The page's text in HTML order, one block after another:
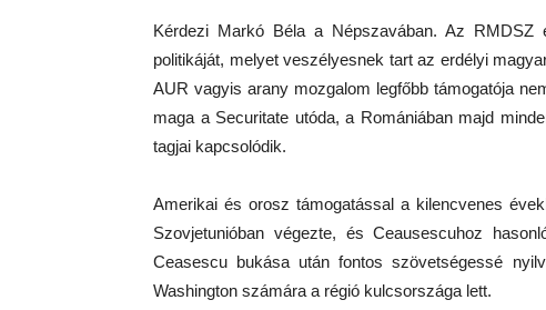
Kérdezi Markó Béla a Népszavában. Az
politikáját, melyet veszélyesnek tart az erdélyi
AUR vagyis arany mozgalom legfőbb támogatója
maga a Securitate utóda, a Romániában majd
tagjai kapcsolódik.
Amerikai és orosz támogatással a kilencvenes
Szovjetunióban végezte, és Ceausescuhoz
Ceasescu bukása után fontos szövetségessé
Washington számára a régió kulcsországa lett.